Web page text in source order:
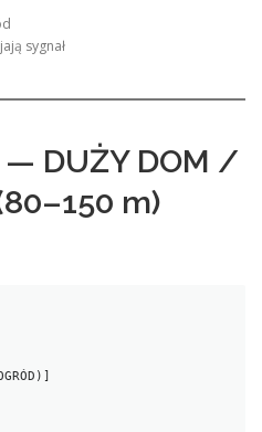
sygnał
— DUŻY DOM /
m)